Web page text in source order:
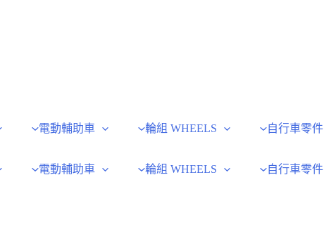
電動輔助車 輪組 WHEELS 自行車零件
電動輔助車 輪組 WHEELS 自行車零件